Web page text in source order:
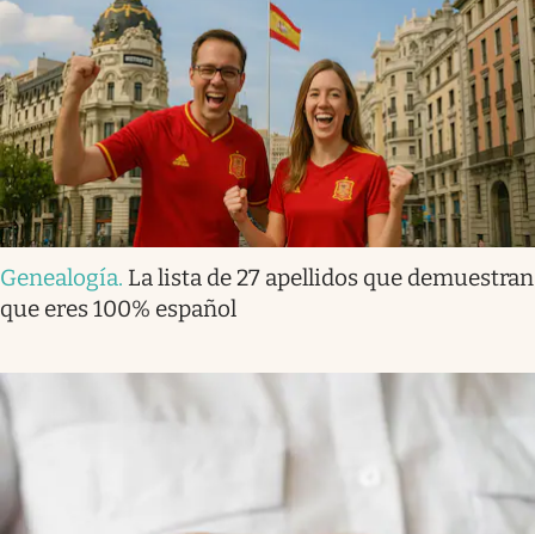
Genealogía. La lista de 27 apellidos que demuestran
que eres 100% español